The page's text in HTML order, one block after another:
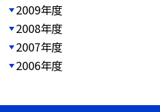
2009年度
2008年度
2007年度
2006年度